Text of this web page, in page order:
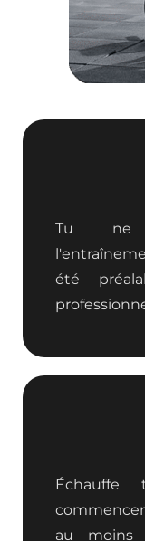
Tu ne
été
au moins